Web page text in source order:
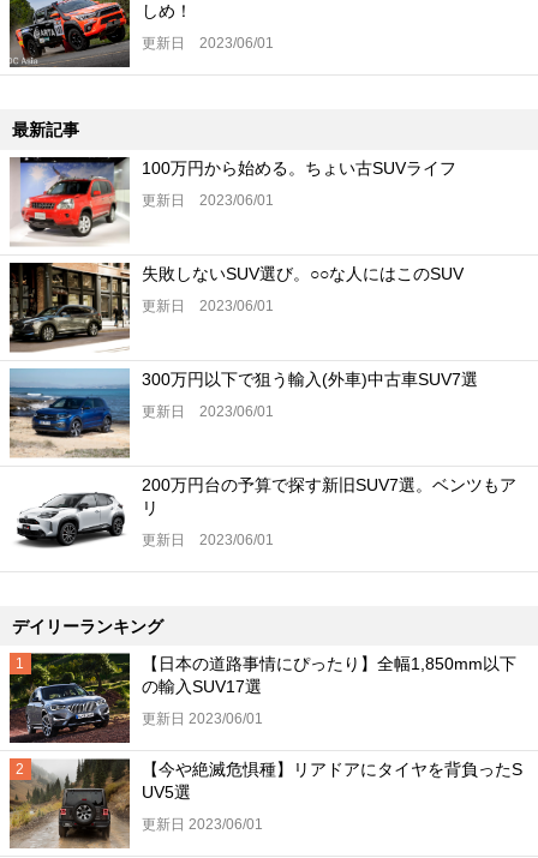
しめ！
更新日 2023/06/01
最新記事
100万円から始める。ちょい古SUVライフ
更新日 2023/06/01
失敗しないSUV選び。○○な人にはこのSUV
更新日 2023/06/01
300万円以下で狙う輸入(外車)中古車SUV7選
更新日 2023/06/01
200万円台の予算で探す新旧SUV7選。ベンツもア
リ
更新日 2023/06/01
デイリーランキング
【日本の道路事情にぴったり】全幅1,850mm以下
の輸入SUV17選
更新日 2023/06/01
【今や絶滅危惧種】リアドアにタイヤを背負ったS
UV5選
更新日 2023/06/01